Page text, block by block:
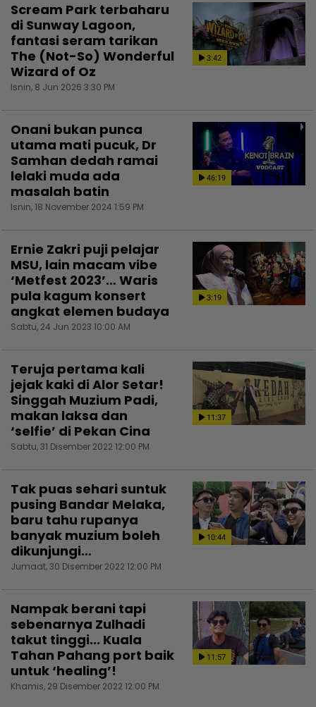
3:42
Scream Park terbaharu
di Sunway Lagoon,
fantasi seram tarikan
The (Not-So) Wonderful
Wizard of Oz
Isnin, 8 Jun 2026 3:30 PM
46:19
Onani bukan punca
utama mati pucuk, Dr
Samhan dedah ramai
lelaki muda ada
masalah batin
Isnin, 18 November 2024 1:59 PM
3:19
Ernie Zakri puji pelajar
MSU, lain macam vibe
‘Metfest 2023’… Waris
pula kagum konsert
angkat elemen budaya
Sabtu, 24 Jun 2023 10:00 AM
11:37
Teruja pertama kali
jejak kaki di Alor Setar!
Singgah Muzium Padi,
makan laksa dan
‘selfie’ di Pekan Cina
Sabtu, 31 Disember 2022 12:00 PM
10:44
Tak puas sehari suntuk
pusing Bandar Melaka,
baru tahu rupanya
banyak muzium boleh
dikunjungi…
Jumaat, 30 Disember 2022 12:00 PM
11:57
Nampak berani tapi
sebenarnya Zulhadi
takut tinggi... Kuala
Tahan Pahang port baik
untuk ‘healing’!
Khamis, 29 Disember 2022 12:00 PM